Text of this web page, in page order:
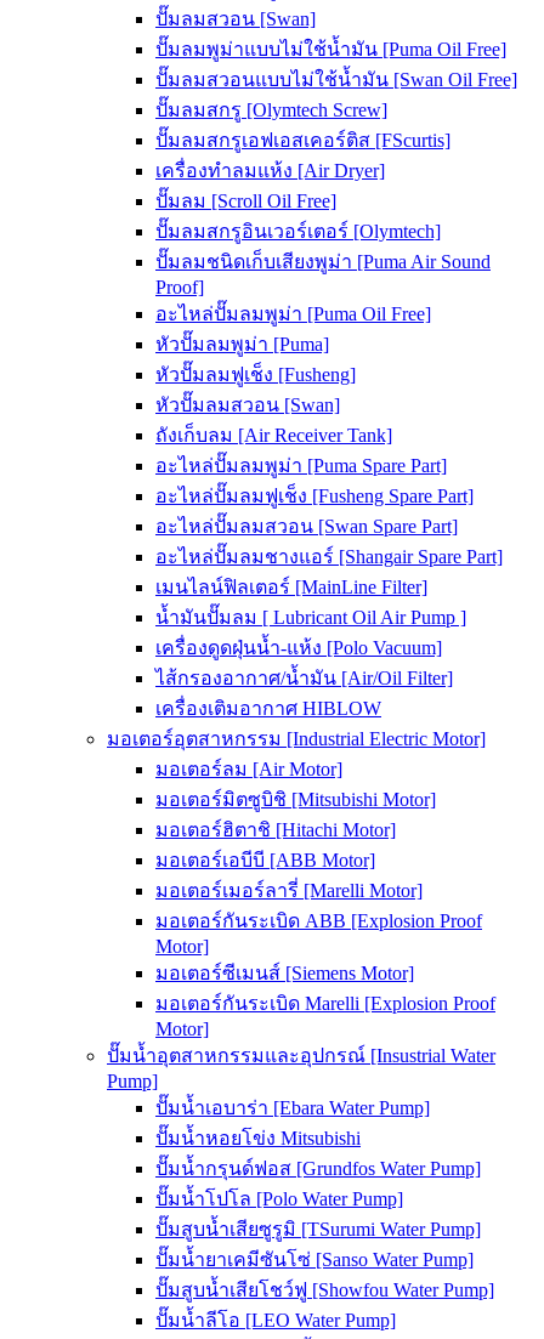
ปั๊มลมสวอน [Swan]
ปั๊มลมพูม่าแบบไม่ใช้น้ำมัน [Puma Oil Free]
ปั๊มลมสวอนแบบไม่ใช้น้ำมัน [Swan Oil Free]
ปั๊มลมสกรู [Olymtech Screw]
ปั๊มลมสกรูเอฟเอสเคอร์ติส [FScurtis]
เครื่องทำลมแห้ง [Air Dryer]
ปั๊มลม [Scroll Oil Free]
ปั๊มลมสกรูอินเวอร์เตอร์ [Olymtech]
ปั๊มลมชนิดเก็บเสียงพูม่า [Puma Air Sound
Proof]
อะไหล่ปั๊มลมพูม่า [Puma Oil Free]
หัวปั๊มลมพูม่า [Puma]
หัวปั๊มลมฟูเช็ง [Fusheng]
หัวปั๊มลมสวอน [Swan]
ถังเก็บลม [Air Receiver Tank]
อะไหล่ปั๊มลมพูม่า [Puma Spare Part]
อะไหล่ปั๊มลมฟูเช็ง [Fusheng Spare Part]
อะไหล่ปั๊มลมสวอน [Swan Spare Part]
อะไหล่ปั๊มลมชางแอร์ [Shangair Spare Part]
เมนไลน์ฟิลเตอร์ [MainLine Filter]
น้ำมันปั๊มลม [ Lubricant Oil Air Pump ]
เครื่องดูดฝุ่นน้ำ-แห้ง [Polo Vacuum]
ไส้กรองอากาศ/น้ำมัน [Air/Oil Filter]
เครื่องเติมอากาศ HIBLOW
มอเตอร์อุตสาหกรรม [Industrial Electric Motor]
มอเตอร์ลม [Air Motor]
มอเตอร์มิตซูบิชิ [Mitsubishi Motor]
มอเตอร์ฮิตาชิ [Hitachi Motor]
มอเตอร์เอบีบี [ABB Motor]
มอเตอร์เมอร์ลารี่ [Marelli Motor]
มอเตอร์กันระเบิด ABB [Explosion Proof
Motor]
มอเตอร์ซีเมนส์ [Siemens Motor]
มอเตอร์กันระเบิด Marelli [Explosion Proof
Motor]
ปั๊มน้ำอุตสาหกรรมและอุปกรณ์ [Insustrial Water
Pump]
ปั๊มน้ำเอบาร่า [Ebara Water Pump]
ปั๊มน้ำหอยโข่ง Mitsubishi
ปั๊มน้ำกรุนด์ฟอส [Grundfos Water Pump]
ปั๊มน้ำโปโล [Polo Water Pump]
ปั๊มสูบน้ำเสียซูรูมิ [TSurumi Water Pump]
ปั๊มน้ำยาเคมีซันโซ่ [Sanso Water Pump]
ปั๊มสูบน้ำเสียโชว์ฟู [Showfou Water Pump]
ปั๊มน้ำลีโอ [LEO Water Pump]